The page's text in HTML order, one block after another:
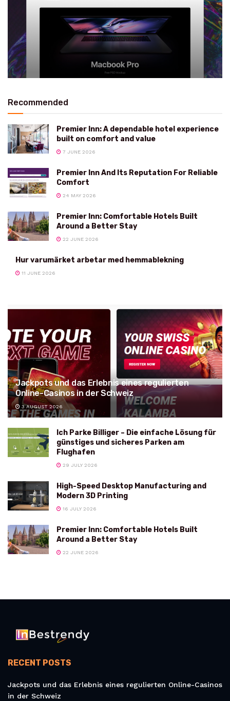
Recommended
Premier Inn: A dependable hotel experience
built on comfort and value
7 JUNE 2026
Premier Inn And Its Reputation For Reliable
Comfort
24 MAY 2026
Premier Inn: Comfortable Hotels Built
Around a Better Stay
22 JUNE 2026
Hur varumärket arbetar med hemmablekning
11 JUNE 2026
Jackpots und das Erlebnis eines regulierten
Online-Casinos in der Schweiz
3 AUGUST 2026
Ich Parke Billiger – Die einfache Lösung für
günstiges und sicheres Parken am
Flughafen
29 JULY 2026
High-Speed Desktop Manufacturing and
Modern 3D Printing
16 JULY 2026
Premier Inn: Comfortable Hotels Built
Around a Better Stay
22 JUNE 2026
RECENT POSTS
Jackpots und das Erlebnis eines regulierten Online-Casinos
in der Schweiz